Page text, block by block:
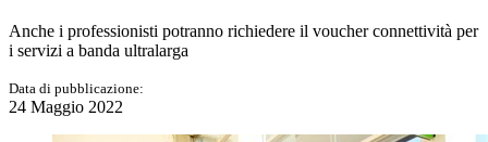
Anche i professionisti potranno richiedere il voucher connettività per
i servizi a banda ultralarga
Data di pubblicazione:
24 Maggio 2022